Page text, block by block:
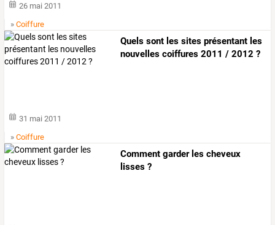
26 mai 2011
»Coiffure
Quels sont les sites présentant les
nouvelles coiffures 2011 / 2012 ?
31 mai 2011
»Coiffure
Comment garder les cheveux
lisses ?